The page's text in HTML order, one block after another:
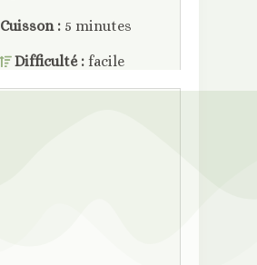
Cuisson : 5 minutes
Difficulté : facile